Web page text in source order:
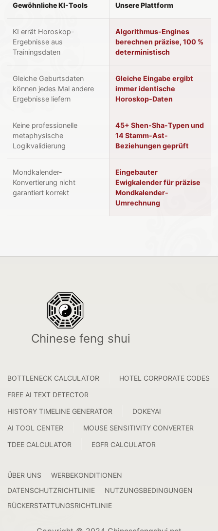
Gewöhnliche KI-Tools Unsere Plattform
KI errät Horoskop-
Ergebnisse aus
Trainingsdaten
Algorithmus-Engines
berechnen präzise, 100 %
deterministisch
Gleiche Geburtsdaten
können jedes Mal andere
Ergebnisse liefern
Gleiche Eingabe ergibt
immer identische
Horoskop-Daten
Keine professionelle
metaphysische
Logikvalidierung
45+ Shen-Sha-Typen und
14 Stamm-Ast-
Beziehungen geprüft
Mondkalender-
Konvertierung nicht
garantiert korrekt
Eingebauter
Ewigkalender für präzise
Mondkalender-
Umrechnung
Chinese feng shui
BOTTLENECK CALCULATOR
HOTEL CORPORATE CODES
FREE AI TEXT DETECTOR
HISTORY TIMELINE GENERATOR
DOKEYAI
AI TOOL CENTER
MOUSE SENSITIVITY CONVERTER
TDEE CALCULATOR
EGFR CALCULATOR
ÜBER UNS
WERBEKONDITIONEN
DATENSCHUTZRICHTLINIE
NUTZUNGSBEDINGUNGEN
RÜCKERSTATTUNGSRICHTLINIE